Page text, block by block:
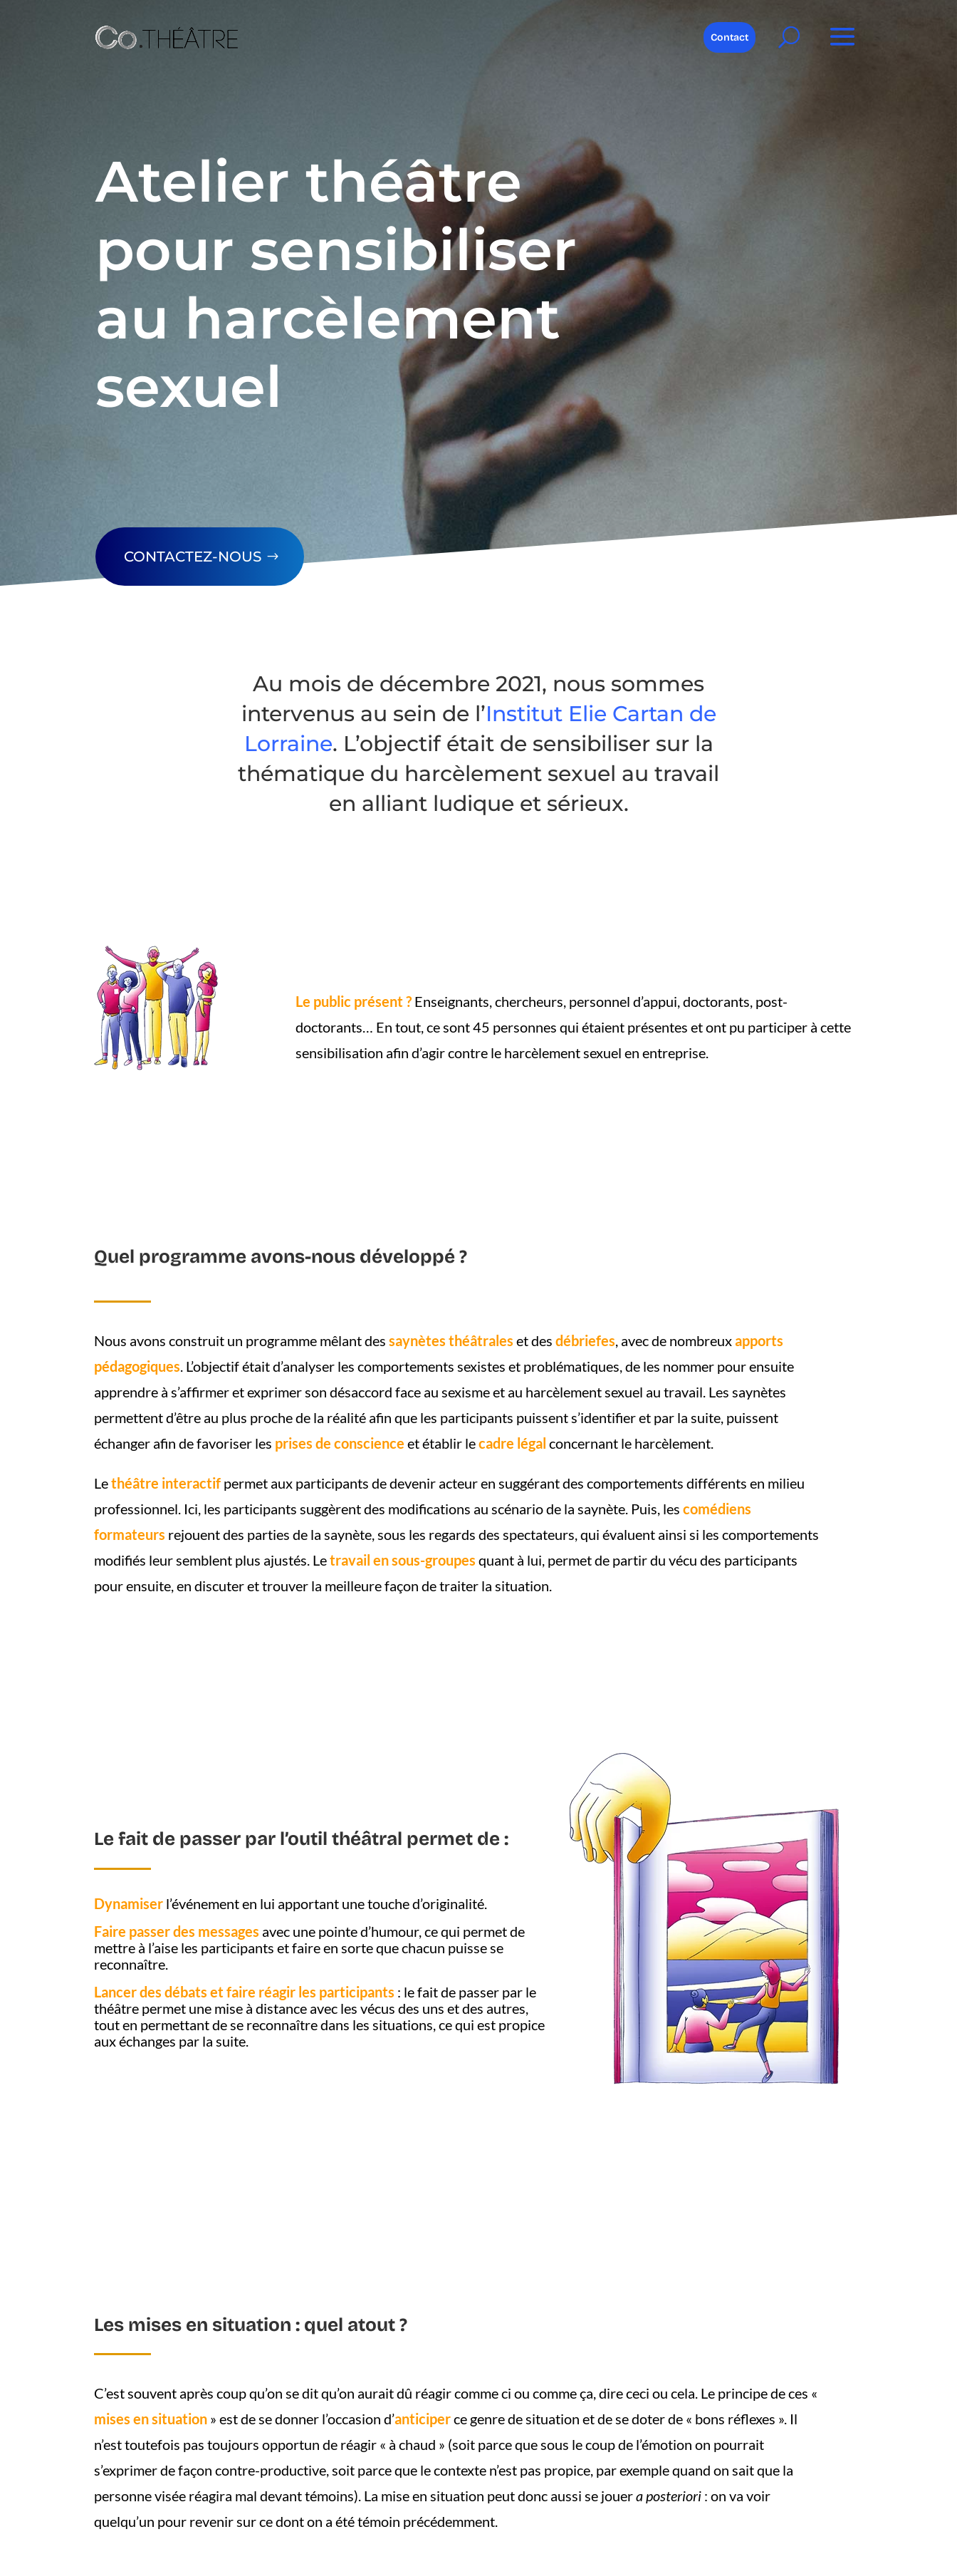
Contact
Atelier théâtre
pour sensibiliser
au harcèlement
sexuel
CONTACTEZ-NOUS
Au mois de décembre 2021, nous sommes
intervenus au sein de l’Institut Elie Cartan de
Lorraine. L’objectif était de sensibiliser sur la
thématique du harcèlement sexuel au travail
en alliant ludique et sérieux.
Le public présent ? Enseignants, chercheurs, personnel d’appui, doctorants, post-
doctorants… En tout, ce sont 45 personnes qui étaient présentes et ont pu participer à cette
sensibilisation afin d’agir contre le harcèlement sexuel en entreprise.
Quel programme avons-nous développé ?
Nous avons construit un programme mêlant des saynètes théâtrales et des débriefes, avec de nombreuxapports
pédagogiques. L’objectif était d’analyser les comportements sexistes et problématiques, de les nommer pour ensuite
apprendre à s’affirmer et exprimer son désaccord face au sexisme et au harcèlement sexuel au travail. Les saynètes
permettent d’être au plus proche de la réalité afin que les participants puissent s’identifier et par la suite, puissent
échanger afin de favoriser les prises de conscience et établir lecadre légal concernant le harcèlement.
Lethéâtre interactif permet aux participants de devenir acteur en suggérant des comportements différents en milieu
professionnel. Ici, les participants suggèrent des modifications au scénario de la saynète. Puis, les comédiens
formateurs rejouent des parties de la saynète, sous les regards des spectateurs, qui évaluent ainsi si les comportements
modifiés leur semblent plus ajustés. Letravail en sous-groupes quant à lui, permet de partir du vécu des participants
pour ensuite, en discuter et trouver la meilleure façon de traiter la situation.
Le fait de passer par l’outil théâtral permet de :
Dynamiser l’événement en lui apportant une touche d’originalité.
Faire passer des messages avec une pointe d’humour, ce qui permet de
mettre à l’aise les participants et faire en sorte que chacun puisse se
reconnaître.
Lancer des débats et faire réagir les participants : le fait de passer par le
théâtre permet une mise à distance avec les vécus des uns et des autres,
tout en permettant de se reconnaître dans les situations, ce qui est propice
aux échanges par la suite.
Les mises en situation : quel atout ?
C’est souvent après coup qu’on se dit qu’on aurait dû réagir comme ci ou comme ça, dire ceci ou cela. Le principe de ces «
mises en situation » est de se donner l’occasion d’anticiperce genre de situation et de se doter de « bons réflexes ». Il
n’est toutefois pas toujours opportun de réagir « à chaud » (soit parce que sous le coup de l’émotion on pourrait
s’exprimer de façon contre-productive, soit parce que le contexte n’est pas propice, par exemple quand on sait que la
personne visée réagira mal devant témoins). La mise en situation peut donc aussi se jouera posteriori : on va voir
quelqu’un pour revenir sur ce dont on a été témoin précédemment.